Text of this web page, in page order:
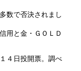
数で否決されまし
用と金・ＧＯＬＤ
４日投開票。調べ